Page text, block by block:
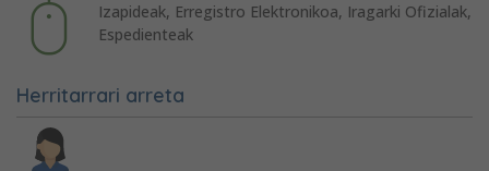
Izapideak, Erregistro Elektronikoa, Iragarki Ofizialak,
Espedienteak
Herritarrari arreta